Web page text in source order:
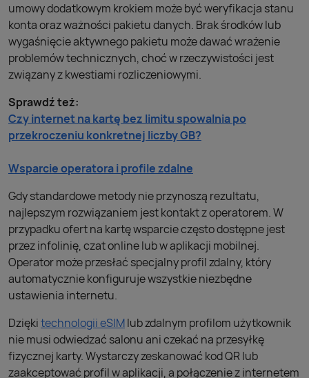
umowy dodatkowym krokiem może być weryfikacja stanu
konta oraz ważności pakietu danych. Brak środków lub
wygaśnięcie aktywnego pakietu może dawać wrażenie
problemów technicznych, choć w rzeczywistości jest
związany z kwestiami rozliczeniowymi.
Sprawdź też:
Czy internet na kartę bez limitu spowalnia po
przekroczeniu konkretnej liczby GB?
Wsparcie operatora i profile zdalne
Gdy standardowe metody nie przynoszą rezultatu,
najlepszym rozwiązaniem jest kontakt z operatorem. W
przypadku ofert na kartę wsparcie często dostępne jest
przez infolinię, czat online lub w aplikacji mobilnej.
Operator może przesłać specjalny profil zdalny, który
automatycznie konfiguruje wszystkie niezbędne
ustawienia internetu.
Dziękitechnologii eSIMlub zdalnym profilom użytkownik
nie musi odwiedzać salonu ani czekać na przesyłkę
fizycznej karty. Wystarczy zeskanować kod QR lub
zaakceptować profil w aplikacji, a połączenie z internetem